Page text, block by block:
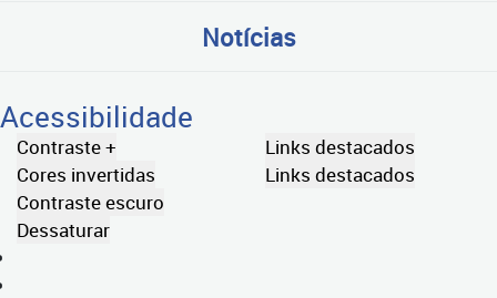
Notícias
Acessibilidade
Contraste +
Cores invertidas
Contraste escuro
Dessaturar
Links destacados
Links destacados